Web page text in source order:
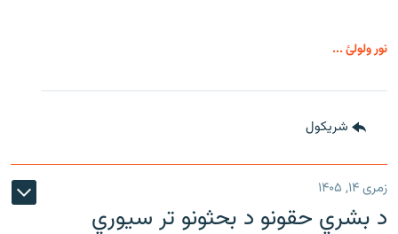
نور ولولئ ...
شريکول
زمری ۱۴, ۱۴۰۵
د بشري حقونو د بحثونو تر سیوري